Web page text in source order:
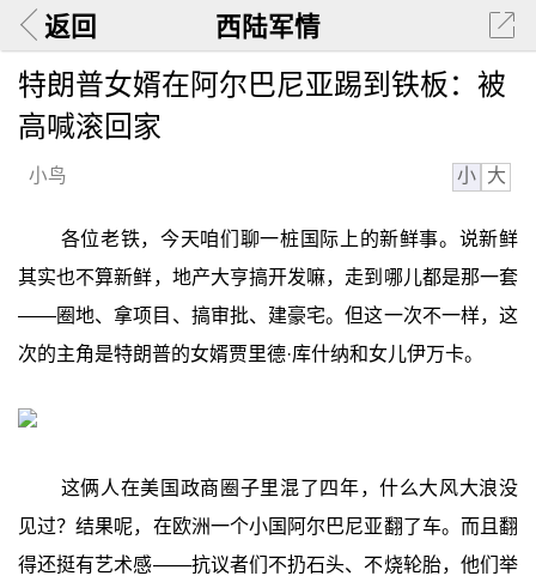
返回 西陆军情
特朗普女婿在阿尔巴尼亚踢到铁板：被
高喊滚回家
小鸟 小 大
各位老铁，今天咱们聊一桩国际上的新鲜事。说新鲜
其实也不算新鲜，地产大亨搞开发嘛，走到哪儿都是那一套
——圈地、拿项目、搞审批、建豪宅。但这一次不一样，这
次的主角是特朗普的女婿贾里德·库什纳和女儿伊万卡。
这俩人在美国政商圈子里混了四年，什么大风大浪没
见过？结果呢，在欧洲一个小国阿尔巴尼亚翻了车。而且翻
得还挺有艺术感——抗议者们不扔石头、不烧轮胎，他们举